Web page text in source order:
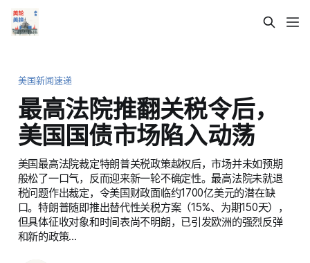
美国新闻速递
最高法院推翻关税令后，
美国国债市场陷入动荡
美国最高法院裁定特朗普关税政策越权后，市场并未如预期
般松了一口气，反而迎来新一轮不确定性。最高法院未就退
税问题作出裁定，令美国财政面临约1700亿美元的潜在缺
口。特朗普随即推出替代性关税方案（15%、为期150天），
但具体征收对象和时间表尚不明朗，已引发欧洲的强烈反弹
和新的政策…